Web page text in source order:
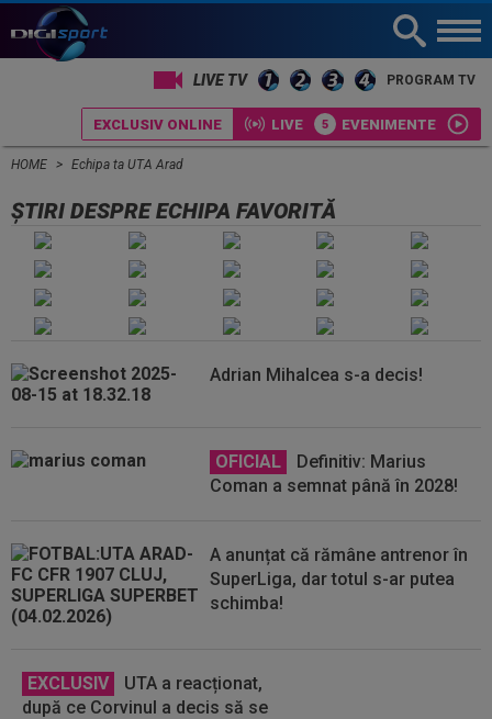
LIVE TV PROGRAM TV
EXCLUSIV ONLINE LIVE EVENIMENTE
HOME Echipa ta UTA Arad
ȘTIRI DESPRE ECHIPA FAVORITĂ
Adrian Mihalcea s-a decis!
OFICIAL
Definitiv: Marius
Coman a semnat până în 2028!
A anunțat că rămâne antrenor în
SuperLiga, dar totul s-ar putea
schimba!
EXCLUSIV
UTA a reacționat,
după ce Corvinul a decis să se